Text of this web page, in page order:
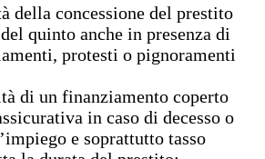
della concessione del prestito
quinto anche in presenza di
protesti o pignoramenti
di un finanziamento coperto
in caso di decesso o
e soprattutto tasso